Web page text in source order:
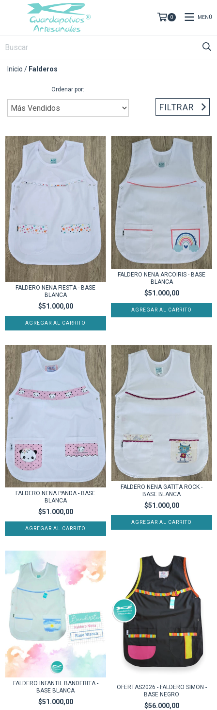
0 MENÚ
Inicio / Falderos
Ordenar por:
FILTRAR
FALDERO NENA FIESTA - BASE
BLANCA
$51.000,00
AGREGAR AL CARRITO
FALDERO NENA ARCOIRIS - BASE
BLANCA
$51.000,00
AGREGAR AL CARRITO
FALDERO NENA PANDA - BASE
BLANCA
$51.000,00
AGREGAR AL CARRITO
FALDERO NENA GATITA ROCK -
BASE BLANCA
$51.000,00
AGREGAR AL CARRITO
FALDERO INFANTIL BANDERITA -
BASE BLANCA
$51.000,00
OFERTAS2026 - FALDERO SIMON -
BASE NEGRO
$56.000,00